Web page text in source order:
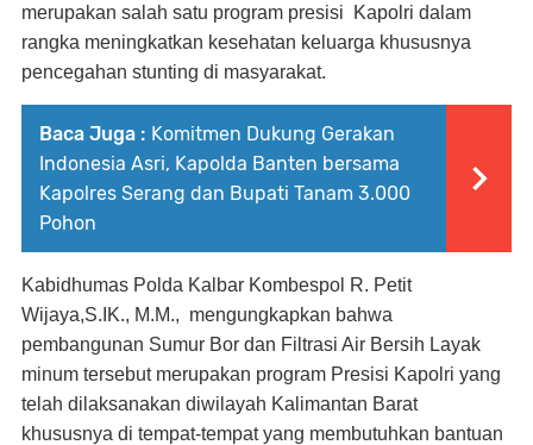
merupakan salah satu program presisi Kapolri dalam
rangka meningkatkan kesehatan keluarga khususnya
pencegahan stunting di masyarakat.
Baca Juga : Komitmen Dukung Gerakan
Indonesia Asri, Kapolda Banten bersama
Kapolres Serang dan Bupati Tanam 3.000
Pohon
Kabidhumas Polda Kalbar Kombespol R. Petit
Wijaya,S.IK., M.M., mengungkapkan bahwa
pembangunan Sumur Bor dan Filtrasi Air Bersih Layak
minum tersebut merupakan program Presisi Kapolri yang
telah dilaksanakan diwilayah Kalimantan Barat
khususnya di tempat-tempat yang membutuhkan bantuan